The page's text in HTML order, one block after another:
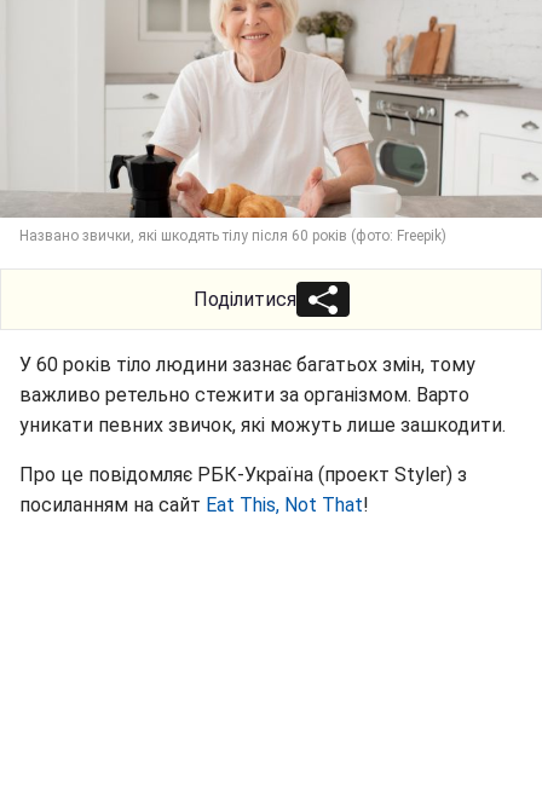
Названо звички, які шкодять тілу після 60 років (фото: Freepik)
Поділитися
У 60 років тіло людини зазнає багатьох змін, тому
важливо ретельно стежити за організмом. Варто
уникати певних звичок, які можуть лише зашкодити.
Про це повідомляє РБК-Україна (проект Styler) з
посиланням на сайт Eat This, Not That!